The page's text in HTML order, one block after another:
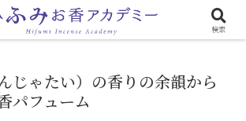
と体に効く「お香のある生活」
じゃたい）の香りの余韻から
パフューム
検索